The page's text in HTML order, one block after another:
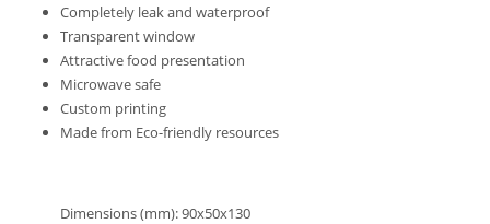
Completely leak and waterproof
Transparent window
Attractive food presentation
Microwave safe
Custom printing
Made from Eco-friendly resources
Dimensions (mm): 90х50х130